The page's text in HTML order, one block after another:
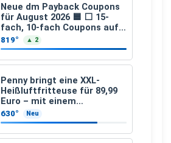
Neue dm Payback Coupons
für August 2026 🟦 ⬜ 15-
fach, 10-fach Coupons auf
den gesamten Einkauf ab 2
€
819° ▲ 2
Penny bringt eine XXL-
Heißluftfritteuse für 89,99
Euro – mit einem
besonderen Vorteil
630° Neu